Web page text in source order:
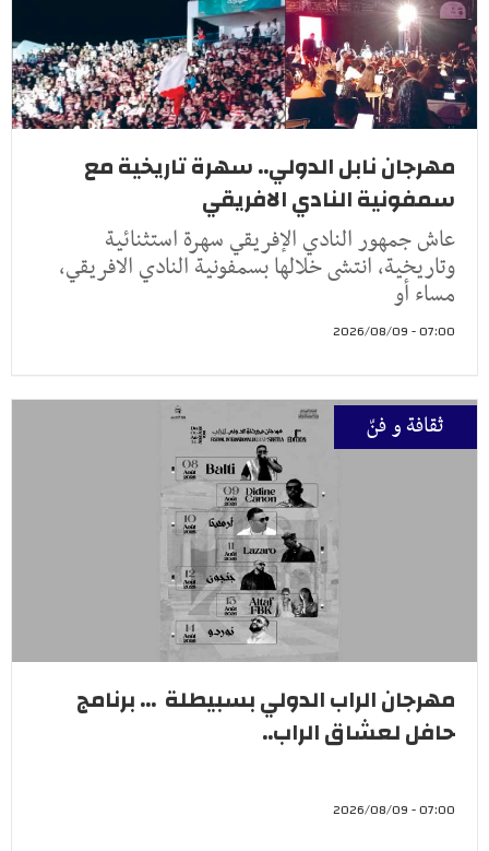
مهرجان نابل الدولي.. سهرة تاريخية مع
سمفونية النادي الافريقي
عاش جمهور النادي الإفريقي سهرة استثنائية
وتاريخية، انتشى خلالها بسمفونية النادي الافريقي،
مساء أو
07:00 - 2026/08/09
ثقافة و فنّ
مهرجان الراب الدولي بسبيطلة ... برنامج
حافل لعشاق الراب..
07:00 - 2026/08/09